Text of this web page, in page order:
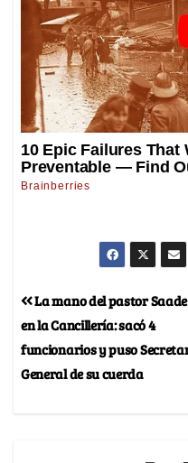
La mano del pastor Saade
en la Cancillería: sacó 4
funcionarios y puso
General de su cuerda